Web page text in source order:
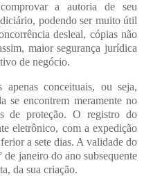
a autoria de seu
podendo ser muito útil
desleal, cópias não
maior segurança jurídica
de negócio.
conceituais, ou seja,
se encontrem meramente no
de proteção. O registro do
eletrônico, com a expedição
a sete dias. A validade do
janeiro do ano subsequente
da sua criação.